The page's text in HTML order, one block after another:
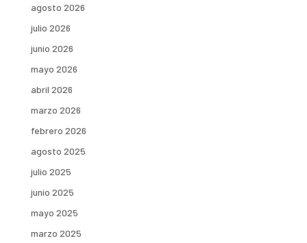
agosto 2026
julio 2026
junio 2026
mayo 2026
abril 2026
marzo 2026
febrero 2026
agosto 2025
julio 2025
junio 2025
mayo 2025
marzo 2025